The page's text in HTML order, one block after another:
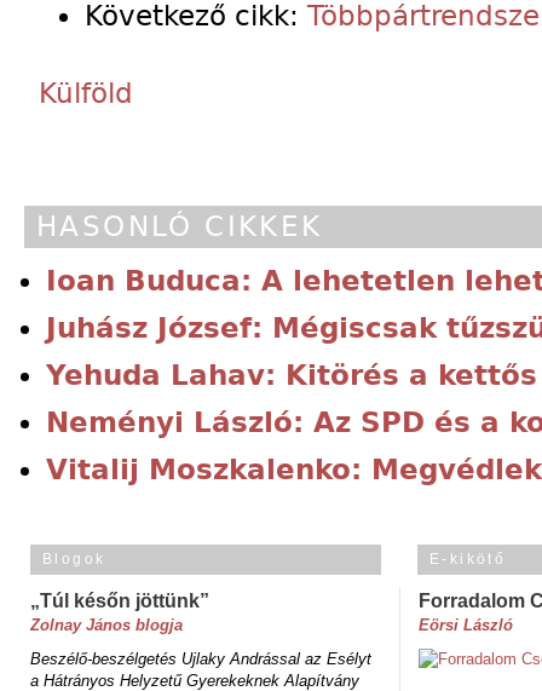
Következő cikk:
Külföld
HASONLÓ CIKKEK
Ioan Buduca: A lehetetlen
Juhász József: Mégiscsak
Yehuda Lahav: Kitörés a
Neményi László: Az SPD és a
Vitalij Moszkalenko:
Blogok
„Túl későn jöttünk”
Zolnay János blogja
Beszélő-beszélgetés Ujlaky Andrással az Esélyt
a Hátrányos Helyzetű Gyerekeknek Alapítvány
E-kikötő
Forradalom
Eörsi László